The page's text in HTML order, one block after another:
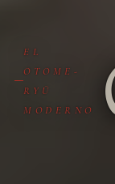
EL
OTOME-
RYŪ
MODERNO